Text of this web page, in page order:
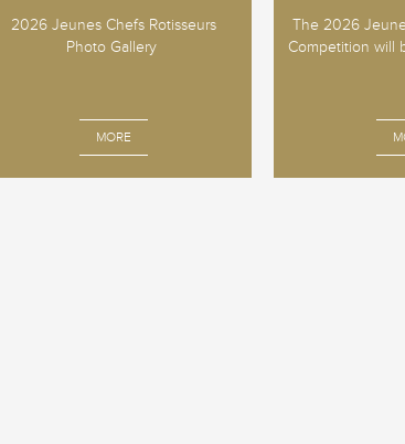
2026 Jeunes Chefs Rotisseurs
Photo Gallery
MORE
The 2026
Competition will